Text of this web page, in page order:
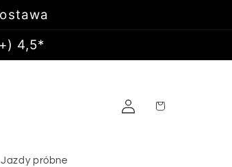
4,5*
Jazdy próbne
Zaloguj
się
Koszyk